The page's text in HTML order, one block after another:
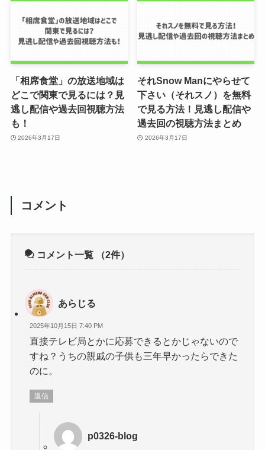
「相席食堂」の放送地域は
どこで関東で見るには？見
逃し配信や過去回視聴方法
も！
2026年3月17日
それSnow Manにやらせて
下さい（それスノ）を無料
で見る方法！見逃し配信や
過去回の視聴方法まとめ
2026年3月17日
コメント
コメント一覧 （2件）
あらじる
2025年10月15日 7:40 PM
直接テレビ局とかに応募できるとかじゃないので
すね？うちの親戚の子供も三年早かったらできた
のに。
返信
p0326-blog